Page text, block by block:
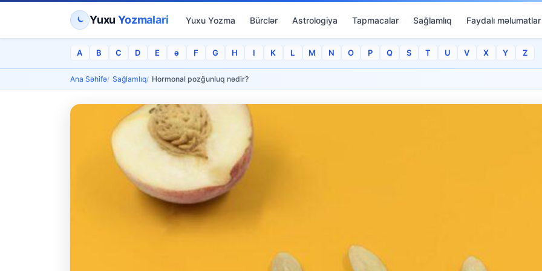
YuxuYozmalari Yuxu Yozma Bürclər Astrologiya Tapmacalar Sağlamlıq Faydalı məlumatlar
A B C D E ə F G H I K L M N O P Q S T U V X Y Z
Ana Səhifə Sağlamlıq Hormonal pozğunluq nədir?